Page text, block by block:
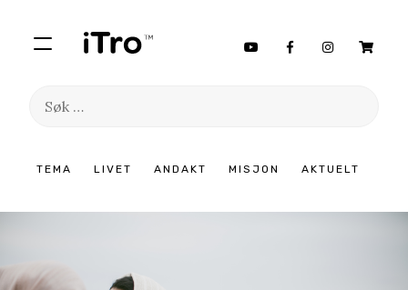
TEMA LIVET ANDAKT MISJON AKTUELT
Søk
innhold